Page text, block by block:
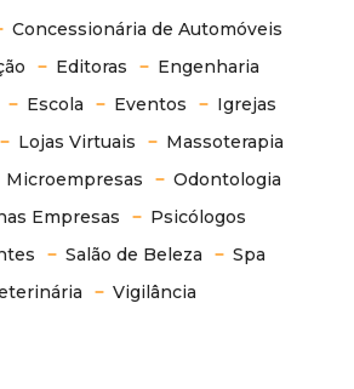
Concessionária de Automóveis
Editoras
Engenharia
Escola Eventos
Igrejas
Lojas Virtuais
Massoterapia
Microempresas
Odontologia
Empresas
Psicólogos
Salão de Beleza
Spa
Vigilância